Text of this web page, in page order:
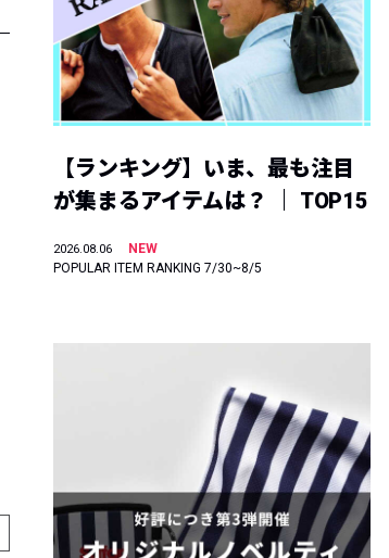
【ランキング】いま、最も注目
が集まるアイテムは？ ｜ TOP15
2026.08.06
NEW
POPULAR ITEM RANKING 7/30~8/5